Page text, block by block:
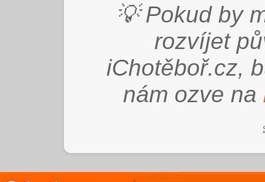
💡 Pokud by
rozvíjet
iChotěboř.cz,
nám ozve na